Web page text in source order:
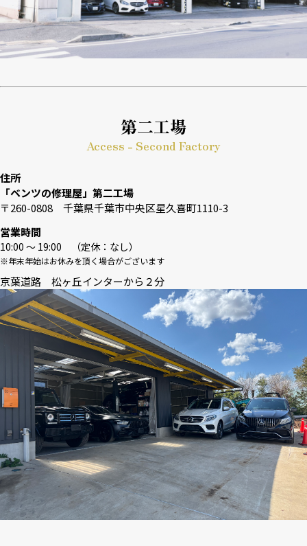
第二工場
Access - Second Factory
住所
「ベンツの修理屋」第二工場
〒260-0808 千葉県千葉市中央区星久喜町1110-3
営業時間
10:00 〜 19:00 （定休：なし）
※年末年始はお休みを頂く場合がございます
京葉道路 松ヶ丘インターから２分